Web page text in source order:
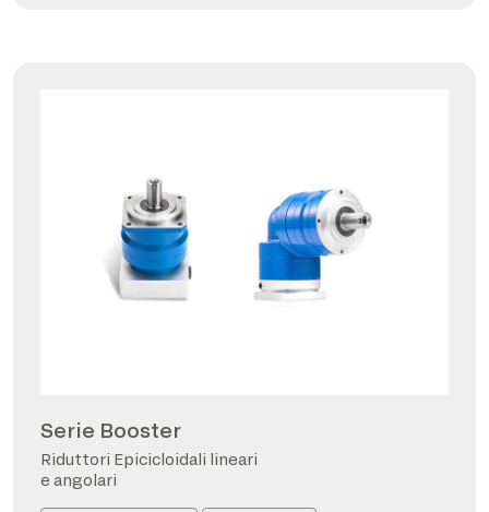
Serie Booster
Riduttori Epicicloidali lineari
e angolari